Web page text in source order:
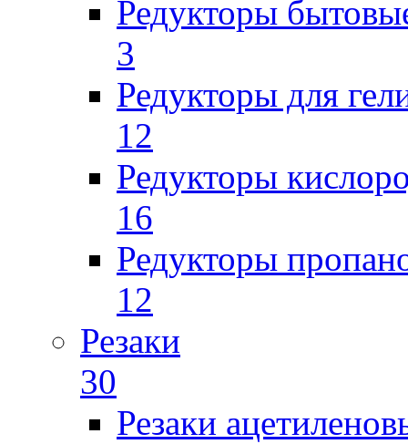
Редукторы
3
Редукторы для
12
Редукторы
16
Редукторы
12
Резаки
30
Резаки